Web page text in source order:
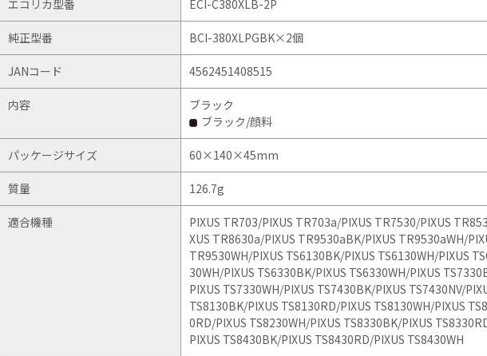
エコリカ型番 ECI-C380XLB-2P
純正型番 BCI-380XLPGBK×2個
JANコード 4562451408515
内容
ブラック
ブラック/顔料
パッケージサイズ 60×140×45mm
質量 126.7g
適合機種 PIXUS TR703/PIXUS TR703a/PIXUS TR7530/PIXUS
XUS TR8630a/PIXUS TR9530aBK/PIXUS TR9530aWH/
TR9530WH/PIXUS TS6130BK/PIXUS TS6130WH/PIXUS
30WH/PIXUS TS6330BK/PIXUS TS6330WH/PIXUS
PIXUS TS7330WH/PIXUS TS7430BK/PIXUS TS7430NV/
TS8130BK/PIXUS TS8130RD/PIXUS TS8130WH/PIXUS
0RD/PIXUS TS8230WH/PIXUS TS8330BK/PIXUS
PIXUS TS8430BK/PIXUS TS8430RD/PIXUS TS8430WH